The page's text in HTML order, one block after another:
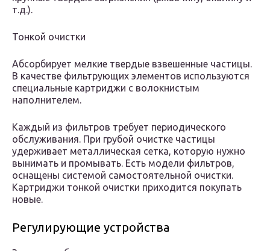
т.д.).
Тонкой очистки
Абсорбирует мелкие твердые взвешенные частицы.
В качестве фильтрующих элементов используются
специальные картриджи с волокнистым
наполнителем.
Каждый из фильтров требует периодического
обслуживания. При грубой очистке частицы
удерживает металлическая сетка, которую нужно
вынимать и промывать. Есть модели фильтров,
оснащены системой самостоятельной очистки.
Картриджи тонкой очистки приходится покупать
новые.
Регулирующие устройства